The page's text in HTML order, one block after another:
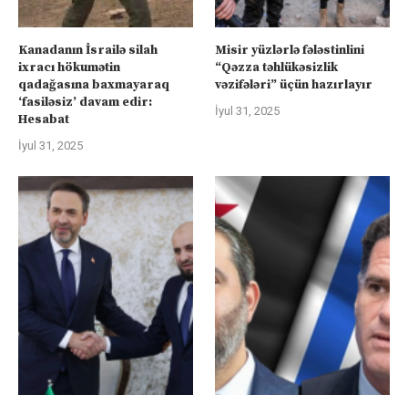
Kanadanın İsrailə silah
ixracı hökumətin
qadağasına baxmayaraq
‘fasiləsiz’ davam edir:
Hesabat
İyul 31, 2025
Misir yüzlərlə fələstinlini
“Qəzza təhlükəsizlik
vəzifələri” üçün hazırlayır
İyul 31, 2025